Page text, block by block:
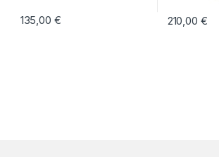
135,00 € 210,00 €